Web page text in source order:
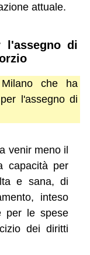
attuale.
di
che ha
l'assegno di
venir meno il
capacità per
e sana, di
inteso
per le spese
dei diritti